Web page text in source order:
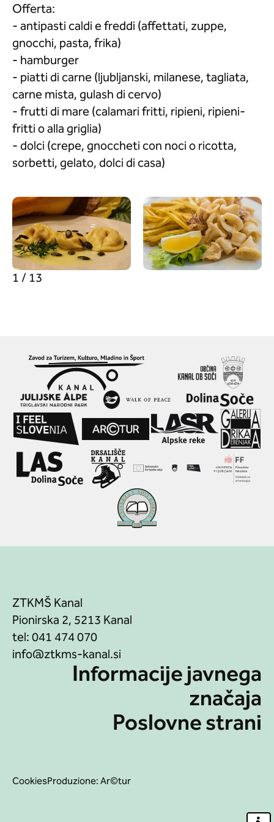
Offerta:
- antipasti caldi e freddi (affettati, zuppe,
gnocchi, pasta, frika)
- hamburger
- piatti di carne (ljubljanski, milanese, tagliata,
carne mista, gulash di cervo)
- frutti di mare (calamari fritti, ripieni, ripieni-
fritti o alla griglia)
- dolci (crepe, gnoccheti con noci o ricotta,
sorbetti, gelato, dolci di casa)
1 / 13
ZTKMŠ Kanal
Pionirska 2, 5213 Kanal
tel:041 474 070
Informacije javnega
značaja
Poslovne strani
CookiesProduzione:Ar©tur